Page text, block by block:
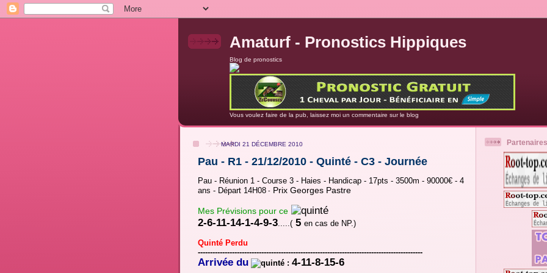
Amaturf - Pronostics Hippiques
Blog de pronostics
Vous voulez faire de la pub, laissez moi un commentaire sur le blog
MARDI 21 DÉCEMBRE 2010
Pau - R1 - 21/12/2010 - Quinté - C3 - Journée
Pau - Réunion 1 - Course 3 - Haies - Handicap - 17pts - 3500m - 90000€ - 4
ans - Départ 14H08 - Prix Georges Pastre
Mes Prévisions pour ce
2-6-11-14-1-4-9-3.....( 5 en cas de NP.)
Quinté Perdu
--------------------------------------------------------------------------------------------
Arrivée du : 4-11-8-15-6
Partenaires